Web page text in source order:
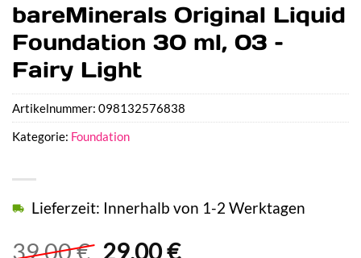
bareMinerals Original Liquid
Foundation 30 ml, 03 –
Fairy Light
39,00€ Ursprünglicher
29,00€Aktueller
Lieferzeit: Innerhalb von 1-2 Werktagen
Artikelnummer: 098132576838
Kategorie: Foundation